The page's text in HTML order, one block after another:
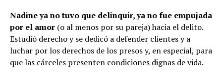
Nadine ya no tuvo que delinquir, ya no fue empujada
por el amor (o al menos por su pareja) hacia el delito.
Estudió derecho y se dedicó a defender clientes y a
luchar por los derechos de los presos y, en especial, para
que las cárceles presenten condiciones dignas de vida.